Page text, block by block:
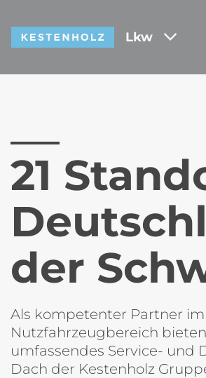
Lkw
21
der
Als kompetenter Partner
Nutzfahrzeugbereich
umfassendes Service- und
Dach der Kestenholz